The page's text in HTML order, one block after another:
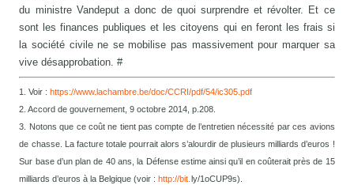
du ministre Vandeput a donc de quoi surprendre et révolter. Et ce
sont les finances publiques et les citoyens qui en feront les frais si
la société civile ne se mobilise pas massivement pour marquer sa
vive désapprobation. #
1. Voir : https://www.lachambre.be/doc/CCRI/pdf/54/ic305.pdf
2. Accord de gouvernement, 9 octobre 2014, p.208.
3. Notons que ce coût ne tient pas compte de l’entretien nécessité par ces avions
de chasse. La facture totale pourrait alors s’alourdir de plusieurs milliards d’euros !
Sur base d’un plan de 40 ans, la Défense estime ainsi qu’il en coûterait près de 15
milliards d’euros à la Belgique (voir : http://bit. ly/1oCUP9s).